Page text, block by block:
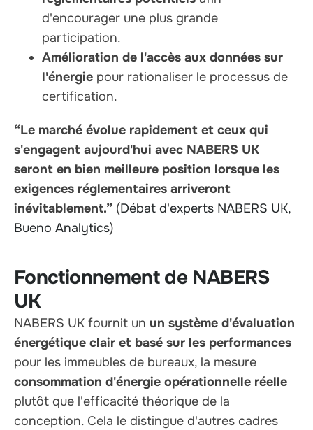
d'encourager une plus grande
participation.
Amélioration de l'accès aux données sur
l'énergie pour rationaliser le processus de
certification.
“Le marché évolue rapidement et ceux qui
s'engagent aujourd'hui avec NABERS UK
seront en bien meilleure position lorsque les
exigences réglementaires arriveront
inévitablement.” (Débat d'experts NABERS UK,
Bueno Analytics)
Fonctionnement de NABERS
UK
NABERS UK fournit un un système d'évaluation
énergétique clair et basé sur les performances
pour les immeubles de bureaux, la mesure
consommation d'énergie opérationnelle réelle
plutôt que l'efficacité théorique de la
conception. Cela le distingue d'autres cadres